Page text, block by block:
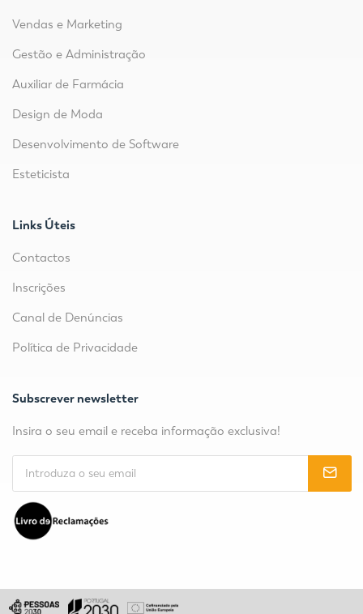
Vendas e Marketing
Gestão e Administração
Auxiliar de Farmácia
Design de Moda
Desenvolvimento de Software
Esteticista
Links Úteis
Contactos
Inscrições
Canal de Denúncias
Política de Privacidade
Subscrever newsletter
Insira o seu email e receba informação exclusiva!